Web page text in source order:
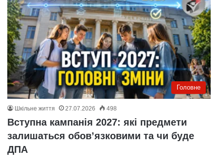
Головне
Шкільне життя 27.07.2026 498
Вступна кампанія 2027: які предмети
залишаться обов’язковими та чи буде
ДПА